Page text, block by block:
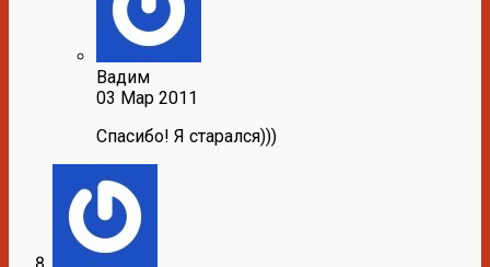
Вадим
03 Мар 2011
Спасибо! Я старался)))